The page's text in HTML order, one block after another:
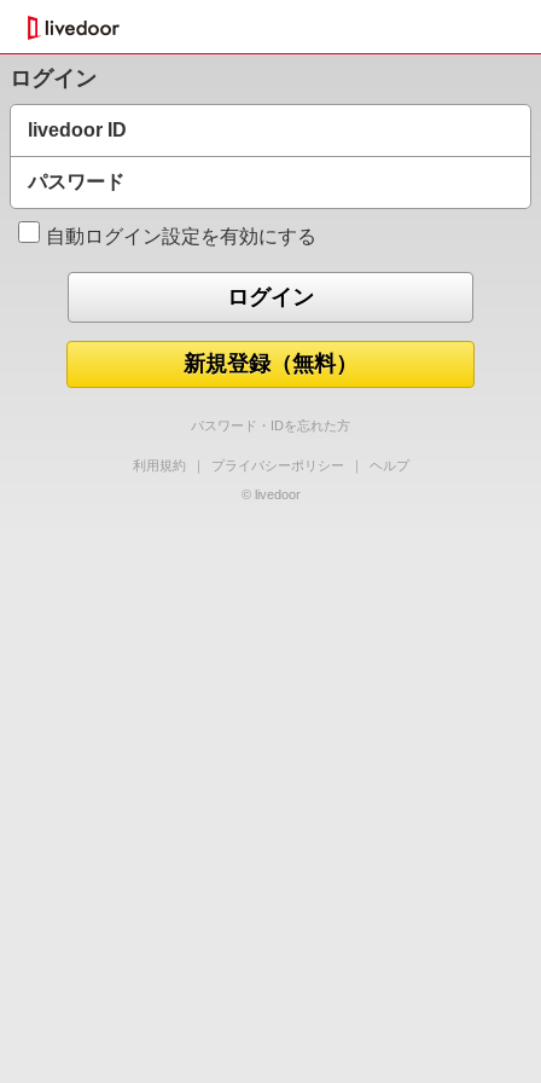
ログイン
livedoor ID
パスワード
自動ログイン設定を有効にする
新規登録（無料）
パスワード・IDを忘れた方
利用規約 ｜ プライバシーポリシー ｜
ヘルプ
© livedoor